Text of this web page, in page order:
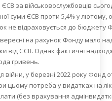
ЄСВ за військовослужбовців
суми ЄСВ проти 5,4% у лютому,
не відраховується до бюджету
на рахунок Фонду мало
від ЄСВ. Однак фактичні
гривень.
війни, у березні 2022 року Фонд
цьому потреба у видатках на
(без врахування